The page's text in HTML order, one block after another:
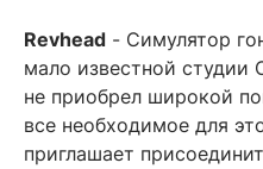
Revhead - Симулятор
мало известной студии
не приобрел широкой
все необходимое для
приглашает